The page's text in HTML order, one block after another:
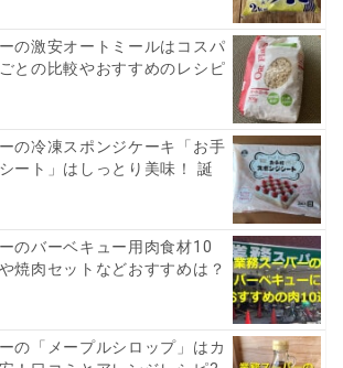
の激安オートミールはコスパ
との比較やおすすめのレシピ
の冷凍スポンジケーキ「お手
ート」はしっとり美味！ 誕
のバーベキュー用肉食材10
焼肉セットなどおすすめは？
の「メープルシロップ」はカ